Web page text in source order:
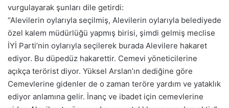
vurgulayarak şunları dile getirdi:
“Alevilerin oylarıyla seçilmiş, Alevilerin oylarıyla belediyede
özel kalem müdürlüğü yapmış birisi, şimdi gelmiş meclise
İYİ Parti’nin oylarıyla seçilerek burada Alevilere hakaret
ediyor. Bu düpedüz hakarettir. Cemevi yöneticilerine
açıkça terörist diyor. Yüksel Arslan’ın dediğine göre
Cemevlerine gidenler de o zaman teröre yardım ve yataklık
ediyor anlamına gelir. İnanç ve ibadet için cemevlerine